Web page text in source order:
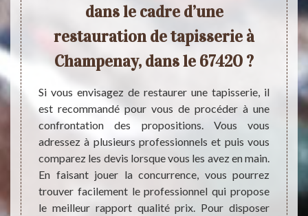
67
Il
aux
un
Les
dans le cadre d’une
restauration de tapisserie à
Champenay, dans le 67420 ?
Si vous envisagez de restaurer une tapisserie, il
est recommandé pour vous de procéder à une
confrontation des propositions. Vous vous
adressez à plusieurs professionnels et puis vous
comparez les devis lorsque vous les avez en main.
En faisant jouer la concurrence, vous pourrez
trouver facilement le professionnel qui propose
le meilleur rapport qualité prix. Pour disposer
À
est